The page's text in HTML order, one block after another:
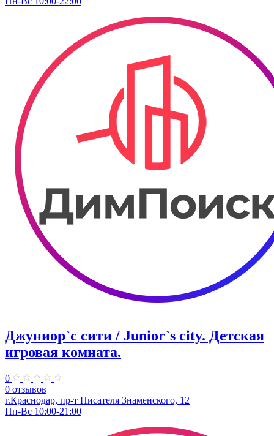
Джуниор`с сити / Junior`s city. ​Детская
игровая комната.
0
0 отзывов
​г.Краснодар, пр-т Писателя Знаменского, 12
Пн-Вс 10:00-21:00